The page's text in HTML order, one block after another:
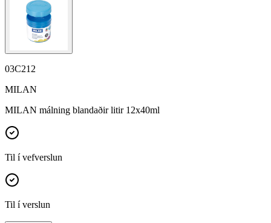
03C212
MILAN
MILAN málning blandaðir litir 12x40ml
Til í vefverslun
Til í verslun